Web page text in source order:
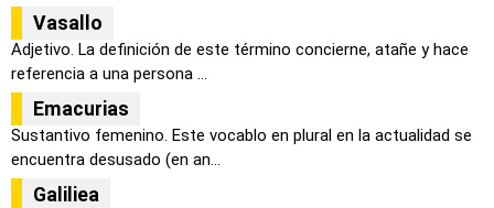
Vasallo
Adjetivo. La definición de este término concierne, atañe y hace
referencia a una persona ...
Emacurias
Sustantivo femenino. Este vocablo en plural en la actualidad se
encuentra desusado (en an...
Galiliea